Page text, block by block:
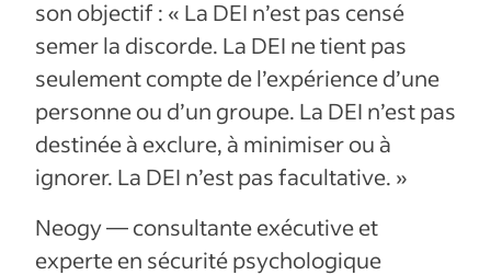
son objectif : « La DEI n’est pas censé
semer la discorde. La DEI ne tient pas
seulement compte de l’expérience d’une
personne ou d’un groupe. La DEI n’est pas
destinée à exclure, à minimiser ou à
ignorer. La DEI n’est pas facultative. »
Neogy — consultante exécutive et
experte en sécurité psychologique